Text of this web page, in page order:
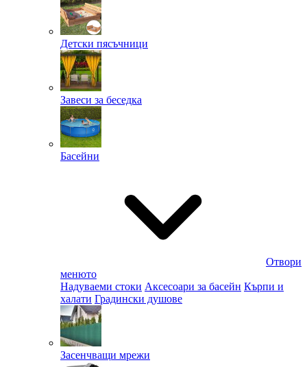
Детски пясъчници
Завеси за беседка
Басейни
Отвори
менюто
Надуваеми стоки Аксесоари за басейн Кърпи и
халати Градински душове
Засенчващи мрежи